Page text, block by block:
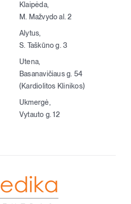
Klaipėda,
M. Mažvydo al. 2
Alytus,
S. Taškūno g. 3
Utena,
Basanavičiaus g. 54
(Kardiolitos Klinikos)
Ukmergė,
Vytauto g. 12